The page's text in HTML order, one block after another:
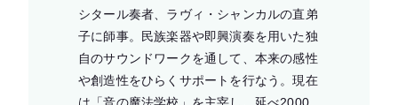
シタール奏者、ラヴィ・シャンカルの直弟
子に師事。民族楽器や即興演奏を用いた独
自のサウンドワークを通して、本来の感性
や創造性をひらくサポートを行なう。現在